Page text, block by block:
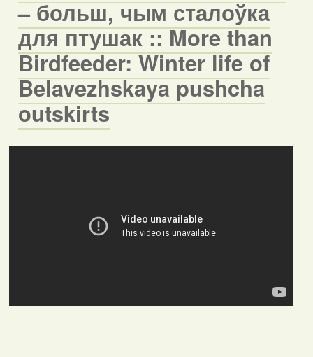
– больш, чым сталоўка
для птушак :: More than
Birdfeeder: Winter life of
Belavezhskaya pushcha
outskirts